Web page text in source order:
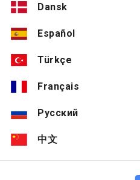
Dansk
Español
Türkçe
Français
Русский
中文